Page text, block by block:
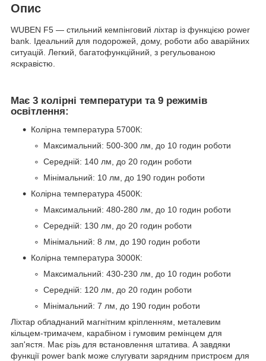
Опис
WUBEN F5 — стильний кемпінговий ліхтар із функцією power
bank. Ідеальний для подорожей, дому, роботи або аварійних
ситуацій. Легкий, багатофункційний, з регульованою
яскравістю.
Має 3 колірні температури та 9 режимів
освітлення:
Колірна температура 5700К:
Максимальний: 500-300 лм, до 10 годин роботи
Середній: 140 лм, до 20 годин роботи
Мінімальний: 10 лм, до 190 годин роботи
Колірна температура 4500К:
Максимальний: 480-280 лм, до 10 годин роботи
Середній: 130 лм, до 20 годин роботи
Мінімальний: 8 лм, до 190 годин роботи
Колірна температура 3000К:
Максимальний: 430-230 лм, до 10 годин роботи
Середній: 120 лм, до 20 годин роботи
Мінімальний: 7 лм, до 190 годин роботи
Ліхтар обладнаний магнітним кріпленням, металевим
кільцем-тримачем, карабіном і гумовим ремінцем для
зап'ястя. Має різь для встановлення штатива. А завдяки
функції power bank може слугувати зарядним пристроєм для